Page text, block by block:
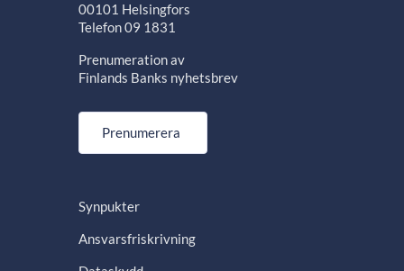
00101 Helsingfors
Telefon 09 1831
Prenumeration av
Finlands Banks nyhetsbrev
Prenumerera
Synpukter
Ansvarsfriskrivning